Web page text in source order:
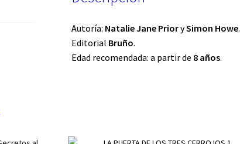
Autoría: Natalie Jane PriorySimon Howe.
Editorial Bruño.
Edad recomendada: a partir de 8 años.